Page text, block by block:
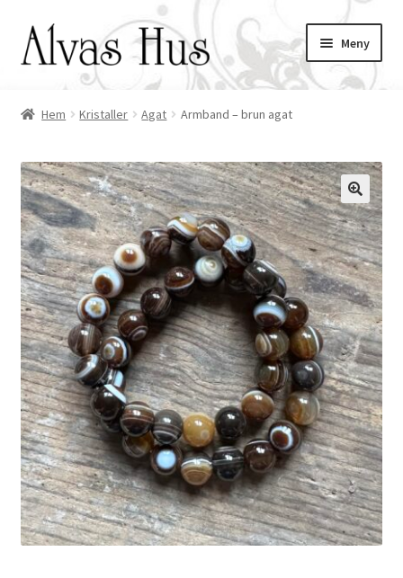
Hoppa
till
navigering
Hoppa
till
Meny
Hem Kristaller Agat Armband – brun agat
🔍